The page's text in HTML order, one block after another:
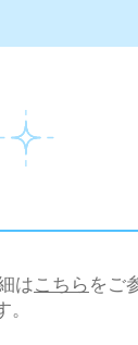
はこちら をご